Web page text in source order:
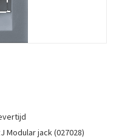
Modular jack (027028)